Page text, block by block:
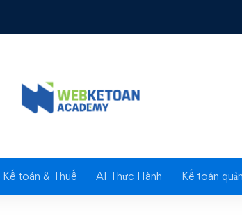
Kế toán & Thuế AI Thực Hành Kế toán
QTTNCN 3.2.2